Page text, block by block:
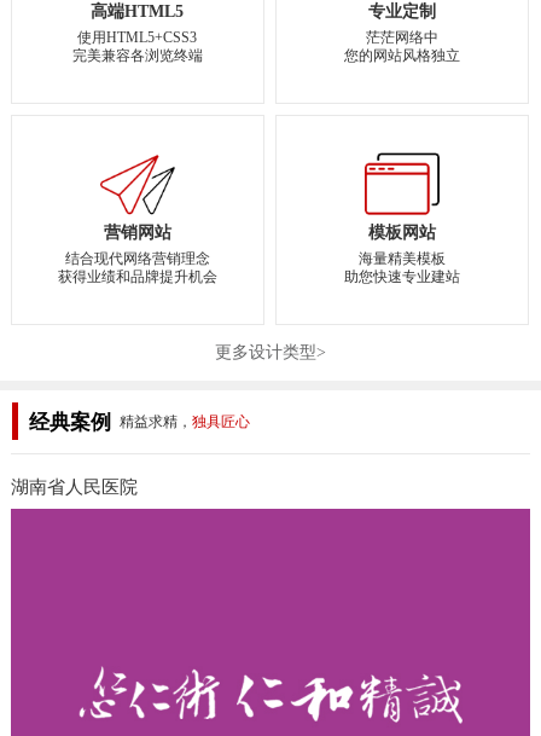
高端HTML5
使用HTML5+CSS3
完美兼容各浏览终端
专业定制
茫茫网络中
您的网站风格独立
营销网站
结合现代网络营销理念
获得业绩和品牌提升机会
模板网站
海量精美模板
助您快速专业建站
更多设计类型>
经典案例 精益求精， 独具匠心
湖南省人民医院